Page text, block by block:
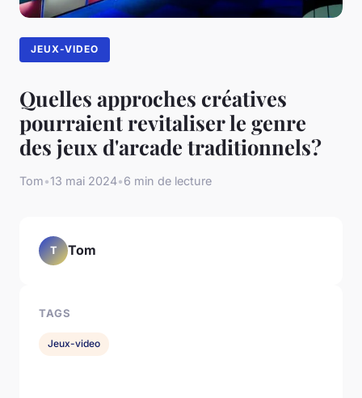
JEUX-VIDEO
Quelles approches créatives
pourraient revitaliser le genre
des jeux d'arcade traditionnels?
Tom•13 mai 2024•6 min de lecture
T Tom
TAGS
Jeux-video